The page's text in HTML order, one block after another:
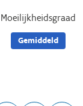
Moeilijkheidsgraad
Gemiddeld